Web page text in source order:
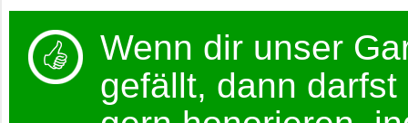
Wenn dir unser
gefällt, dann darfst